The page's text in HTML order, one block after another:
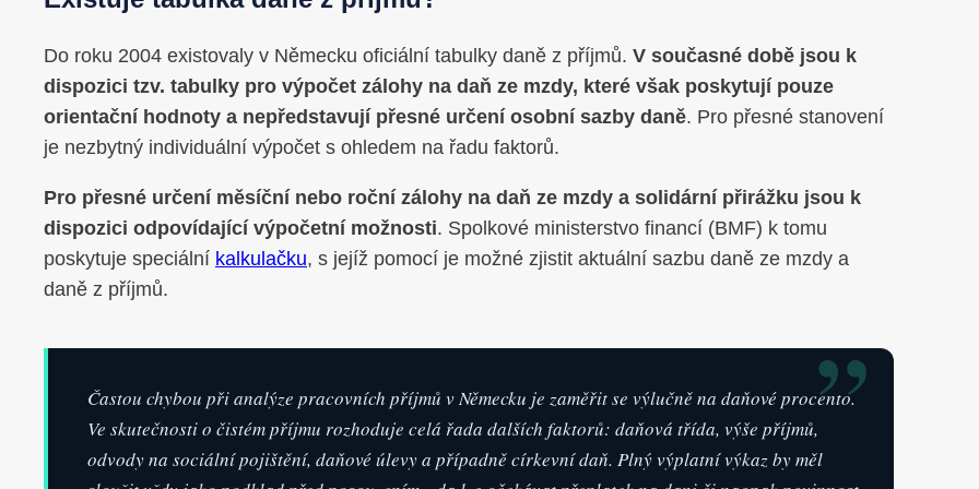
Do roku 2004 existovaly v Německu oficiální tabulky daně z příjmů. V současné době jsou k
dispozici tzv. tabulky pro výpočet zálohy na daň ze mzdy, které však poskytují pouze
orientační hodnoty a nepředstavují přesné určení osobní sazby daně. Pro přesné stanovení
je nezbytný individuální výpočet s ohledem na řadu faktorů.
Pro přesné určení měsíční nebo roční zálohy na daň ze mzdy a solidární přirážku jsou k
dispozici odpovídající výpočetní možnosti. Spolkové ministerstvo financí (BMF) k tomu
poskytuje speciální kalkulačku, s jejíž pomocí je možné zjistit aktuální sazbu daně ze mzdy a
daně z příjmů.
”
Častou chybou při analýze pracovních příjmů v Německu je zaměřit se výlučně na daňové procento.
Ve skutečnosti o čistém příjmu rozhoduje celá řada dalších faktorů: daňová třída, výše příjmů,
odvody na sociální pojištění, daňové úlevy a případně církevní daň. Plný výplatní výkaz by měl